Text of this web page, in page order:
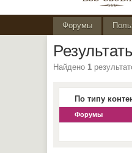
Форумы
Найдено1
По типу
Форумы